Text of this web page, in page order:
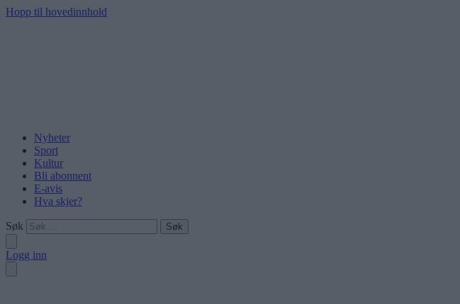
Hopp til hovedinnhold
Nyheter
Sport
Kultur
Bli abonnent
E-avis
Hva skjer?
Søk
Logg inn